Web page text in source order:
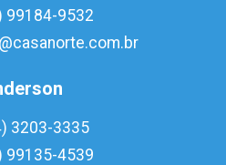
99184-9532
3203-3335
99135-4539